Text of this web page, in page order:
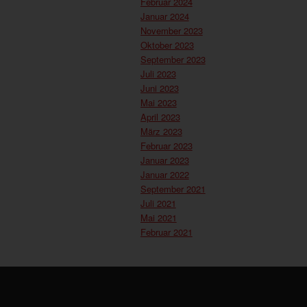
Januar 2024
November 2023
Oktober 2023
September 2023
Juli 2023
Juni 2023
Mai 2023
April 2023
März 2023
Februar 2023
Januar 2023
Januar 2022
September 2021
Juli 2021
Mai 2021
Februar 2021